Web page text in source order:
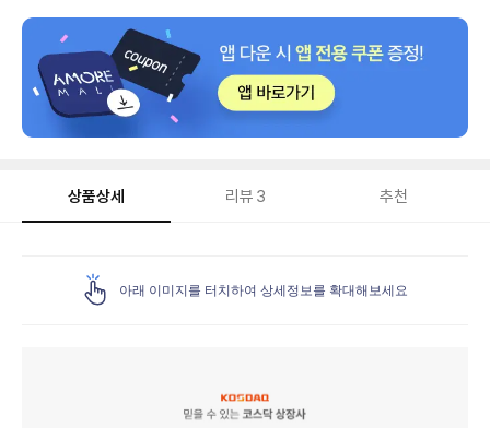
상품상세 리뷰 3 추천
아래 이미지를 터치하여 상세정보를 확대해보세요